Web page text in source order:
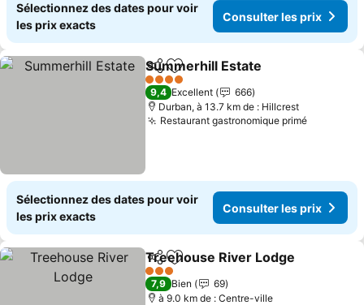
Sélectionnez des dates pour voir
les prix exacts
Consulter les prix
PartagerAjouter à mes favoris
Summerhill Estate
4 Étoiles
9,4 Excellent
666
Durban, à 13.7 km de : Hillcrest
Restaurant gastronomique primé
Sélectionnez des dates pour voir
les prix exacts
Consulter les prix
PartagerAjouter à mes favoris
Treehouse River Lodge
3 Étoiles
7,9 Bien
69
à 9.0 km de : Centre-ville